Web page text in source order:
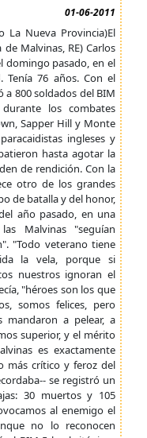
01-06-2011
La Nueva Provincia)El
Malvinas, RE) Carlos
domingo pasado, en el
Tenía 76 años. Con el
800 soldados del BIM
los combates
Sapper Hill y Monte
ingleses y
hasta agotar la
de rendición. Con la
otro de los grandes
de batalla y del honor,
año pasado, en una
Malvinas "seguían
"Todo veterano tiene
la vela, porque si
nuestros ignoran el
"héroes son los que
somos felices, pero
a pelear, a
superior, y el mérito
es exactamente
más crítico y feroz del
se registró un
30 muertos y 105
al enemigo el
no lo reconocen